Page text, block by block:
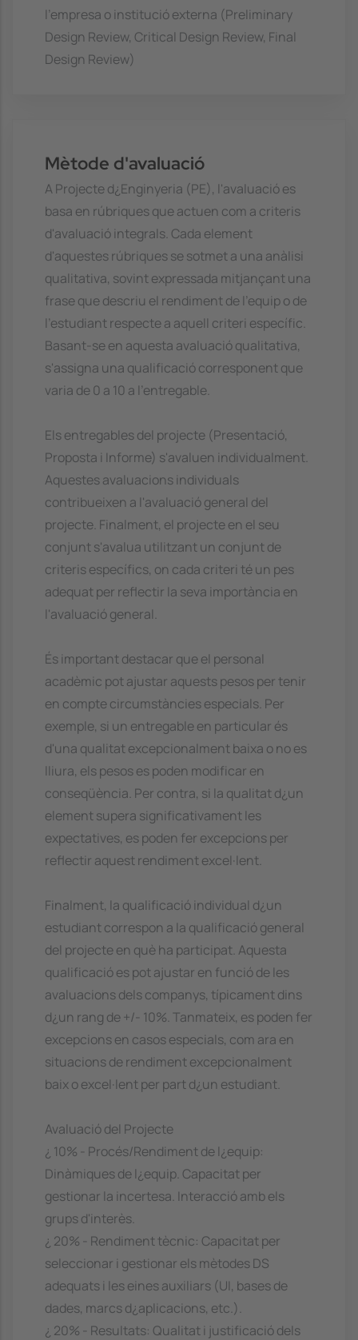
l'empresa o institució externa (Preliminary
Design Review, Critical Design Review, Final
Design Review)
Mètode d'avaluació
A Projecte d¿Enginyeria (PE), l'avaluació es
basa en rúbriques que actuen com a criteris
d'avaluació integrals. Cada element
d'aquestes rúbriques se sotmet a una anàlisi
qualitativa, sovint expressada mitjançant una
frase que descriu el rendiment de l'equip o de
l'estudiant respecte a aquell criteri específic.
Basant-se en aquesta avaluació qualitativa,
s'assigna una qualificació corresponent que
varia de 0 a 10 a l'entregable.
Els entregables del projecte (Presentació,
Proposta i Informe) s'avaluen individualment.
Aquestes avaluacions individuals
contribueixen a l'avaluació general del
projecte. Finalment, el projecte en el seu
conjunt s'avalua utilitzant un conjunt de
criteris específics, on cada criteri té un pes
adequat per reflectir la seva importància en
l'avaluació general.
És important destacar que el personal
acadèmic pot ajustar aquests pesos per tenir
en compte circumstàncies especials. Per
exemple, si un entregable en particular és
d'una qualitat excepcionalment baixa o no es
lliura, els pesos es poden modificar en
conseqüència. Per contra, si la qualitat d¿un
element supera significativament les
expectatives, es poden fer excepcions per
reflectir aquest rendiment excel·lent.
Finalment, la qualificació individual d¿un
estudiant correspon a la qualificació general
del projecte en què ha participat. Aquesta
qualificació es pot ajustar en funció de les
avaluacions dels companys, típicament dins
d¿un rang de +/- 10%. Tanmateix, es poden fer
excepcions en casos especials, com ara en
situacions de rendiment excepcionalment
baix o excel·lent per part d¿un estudiant.
Avaluació del Projecte
¿ 10% - Procés/Rendiment de l¿equip:
Dinàmiques de l¿equip. Capacitat per
gestionar la incertesa. Interacció amb els
grups d'interès.
¿ 20% - Rendiment tècnic: Capacitat per
seleccionar i gestionar els mètodes DS
adequats i les eines auxiliars (UI, bases de
dades, marcs d¿aplicacions, etc.).
¿ 20% - Resultats: Qualitat i justificació dels